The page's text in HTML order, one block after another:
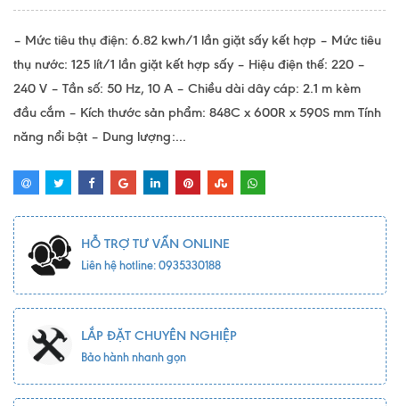
– Mức tiêu thụ điện: 6.82 kwh/1 lần giặt sấy kết hợp – Mức tiêu
thụ nước: 125 lít/1 lần giặt kết hợp sấy – Hiệu điện thế: 220 –
240 V – Tần số: 50 Hz, 10 A – Chiều dài dây cáp: 2.1 m kèm
đầu cắm – Kích thước sản phẩm: 848C x 600R x 590S mm Tính
năng nổi bật – Dung lượng:...
HỖ TRỢ TƯ VẤN ONLINE
Liên hệ hotline: 0935330188
LẮP ĐẶT CHUYÊN NGHIỆP
Bảo hành nhanh gọn